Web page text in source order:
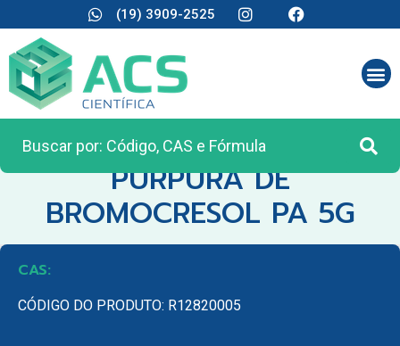
(19) 3909-2525
CATEGORIA:REAGENTES ANALÍTICOS
PURPURA DE
BROMOCRESOL PA 5G
CAS:
CÓDIGO DO PRODUTO: R12820005